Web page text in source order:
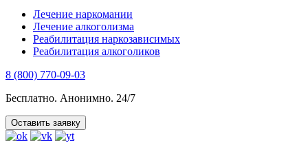
Лечение наркомании
Лечение алкоголизма
Реабилитация наркозависимых
Реабилитация алкоголиков
8 (800) 770-09-03
Бесплатно. Анонимно. 24/7
Оставить заявку